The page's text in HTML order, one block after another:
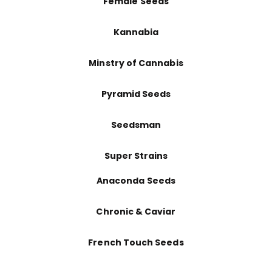
Kannabia
Minstry of Cannabis
Pyramid Seeds
Seedsman
Super Strains
Anaconda Seeds
Chronic & Caviar
French Touch Seeds